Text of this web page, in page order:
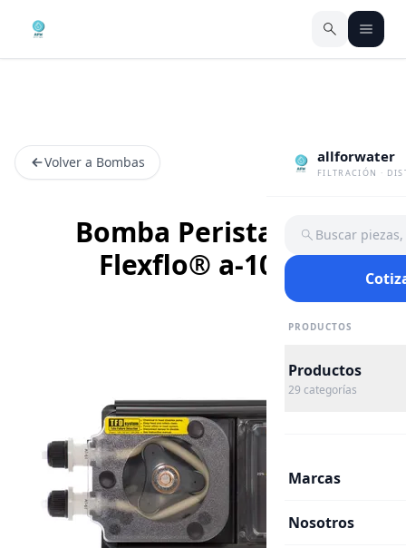
allforwater
FILTRACIÓN ·
Buscar
PRODUCTOS
Productos
29 categorías
Marcas
Nosotros
Volver a Bombas
Bomba Peristaltica
Flexflo® a-100n